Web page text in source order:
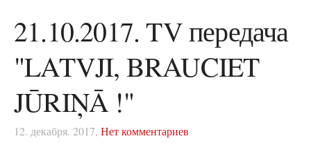
21.10.2017. TV передача
"LATVJI, BRAUCIET
JŪRIŅĀ !"
12. декабря. 2017, Нет комментариев